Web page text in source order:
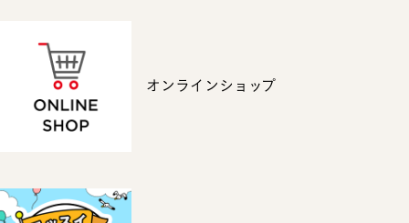
オンラインショップ